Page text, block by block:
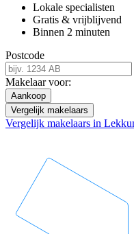
Lokale specialisten
Gratis & vrijblijvend
Binnen 2 minuten
Postcode
Makelaar voor:
Aankoop
Vergelijk makelaars
Vergelijk makelaars in